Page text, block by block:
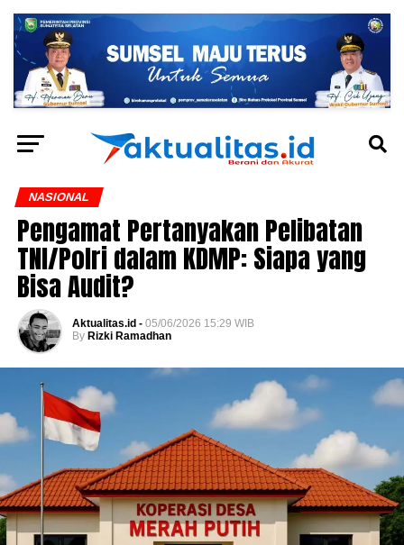
NASIONAL
Pengamat Pertanyakan Pelibatan
TNI/Polri dalam KDMP: Siapa yang
Bisa Audit?
Aktualitas.id - 05/06/2026 15:29 WIB
By Rizki Ramadhan